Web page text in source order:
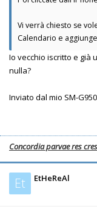
Vi verrà chiesto se
Calendario e
Io vecchio iscritto e
nulla?
Inviato dal mio SM-
Concordia parvae res
Et EtHeReAl